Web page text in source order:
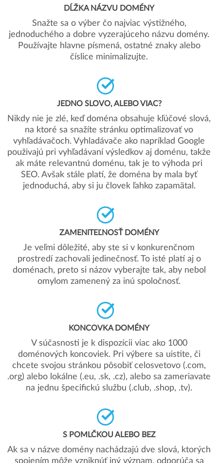
DĹŽKA NÁZVU DOMÉNY
Snažte sa o výber čo najviac výstižného,
jednoduchého a dobre vyzerajúceho názvu domény.
Používajte hlavne písmená, ostatné znaky alebo
číslice minimalizujte.
JEDNO SLOVO, ALEBO VIAC?
Nikdy nie je zlé, keď doména obsahuje kľúčové slová,
na ktoré sa snažíte stránku optimalizovať vo
vyhľadávačoch. Vyhladávače ako napríklad Google
použivajú pri vyhľadávaní výsledkov aj doménu, takže
ak máte relevantnú doménu, tak je to výhoda pri
SEO. Avšak stále platí, že doména by mala byť
jednoduchá, aby si ju človek ľahko zapamätal.
ZAMENITEĽNOSŤ DOMÉNY
Je veľmi dôležité, aby ste si v konkurenčnom
prostredí zachovali jedinečnosť. To isté platí aj o
doménach, preto si názov vyberajte tak, aby nebol
omylom zamenený za inú spoločnosť.
KONCOVKA DOMÉNY
V súčasnosti je k dispozícii viac ako 1000
doménových koncoviek. Pri výbere sa uistite, či
chcete svojou stránkou pôsobiť celosvetovo (.com,
.org) alebo lokálne (.eu, .sk, .cz), alebo sa zameriavate
na jednu špecifickú službu (.club, .shop, .tv).
S POMLČKOU ALEBO BEZ
Ak sa v názve domény nachádzajú dve slová, ktorých
spojením môže vzniknúť iný význam, odporúča sa